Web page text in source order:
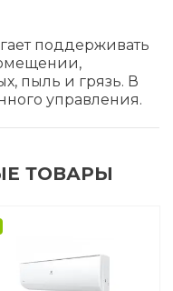
поддерживать
пыль и грязь. В
управления.
ТОВАРЫ